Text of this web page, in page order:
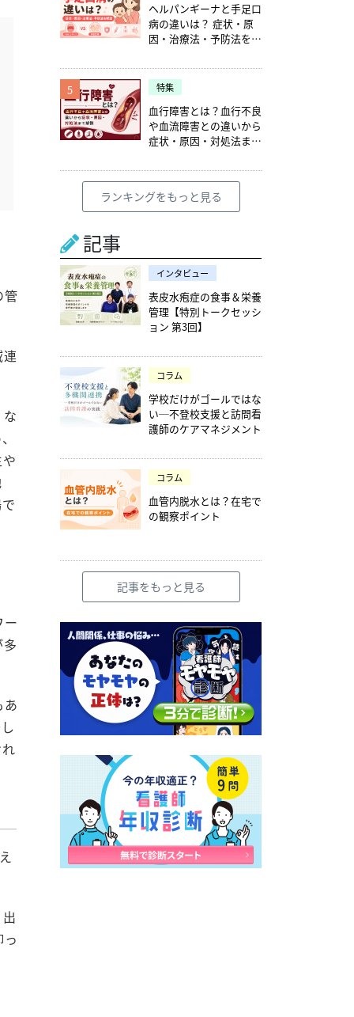
管
ヘルパンギーナと手足口
病の違いは？ 症状・原
因・治療法・予防法を解
5 特集
血行障害とは？血行不良
や血流障害との違いから
症状・原因・対処法まで
ランキングをもっと見る
記事
インタビュー
表皮水疱症の食事＆栄養
管理【特別トークセッシ
ョン 第3回】
コラム
学校だけがゴールではな
い─不登校支援と訪問看
護師のケアマネジメント
コラム
血管内脱水とは？在宅で
の観察ポイント
記事をもっと見る